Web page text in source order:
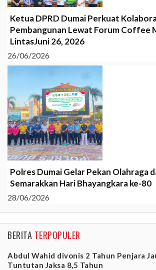
Ketua DPRD Dumai Perkuat
Pembangunan Lewat Forum Coffee
LintasJuni 26, 2026
26/06/2026
Polres Dumai Gelar Pekan Olahraga
Semarakkan Hari Bhayangkara ke-80
28/06/2026
BERITA TERPOPULER
Abdul Wahid divonis 2 Tahun Penjara
Tuntutan Jaksa 8,5 Tahun